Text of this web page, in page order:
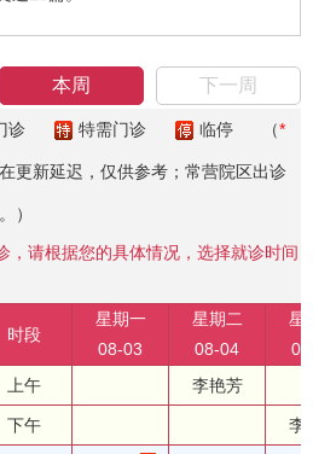
本周 下一周
诊 特需门诊 临停 （*
更新延迟，仅供参考；常营院区出诊
）
，请根据您的具体情况，选择就诊时间
时段
星期一
08-03
星期二
08-04
星
上午 李艳芳
下午 李